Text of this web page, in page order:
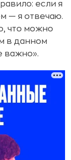
если я
— я отвечаю.
что можно
в данном
важно».